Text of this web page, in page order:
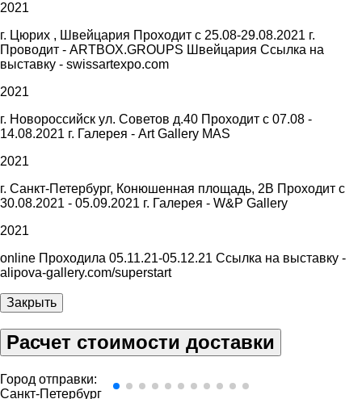
2021
г. Цюрих , Швейцария Проходит с 25.08-29.08.2021 г.
Проводит - ARTBOX.GROUPS Швейцария Ссылка на
выставку - swissartexpo.com
2021
г. Новороссийск ул. Советов д.40 Проходит с 07.08 -
14.08.2021 г. Галерея - Art Gallery MAS
2021
г. Санкт-Петербург, Конюшенная площадь, 2В Проходит с
30.08.2021 - 05.09.2021 г. Галерея - W&P Gallery
2021
online Проходила 05.11.21-05.12.21 Ссылка на выставку -
alipova-gallery.com/superstart
Закрыть
Расчет стоимости доставки
Город отправки:
Санкт-Петербург